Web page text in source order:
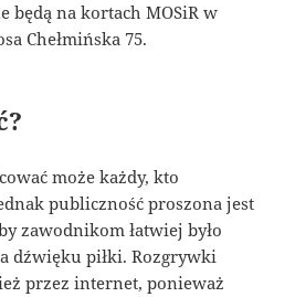
będą na kortach MOSiR w
Chełmińska 75.
może każdy, kto
publiczność proszona jest
zawodnikom łatwiej było
dźwięku piłki. Rozgrywki
przez internet, ponieważ